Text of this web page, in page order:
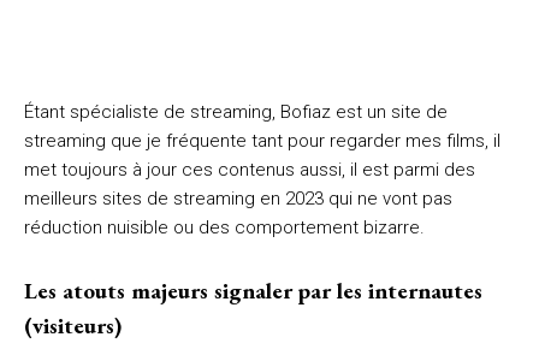
Étant spécialiste de streaming, Bofiaz est un site de
streaming que je fréquente tant pour regarder mes films, il
met toujours à jour ces contenus aussi, il est parmi des
meilleurs sites de streaming en 2023 qui ne vont pas
réduction nuisible ou des comportement bizarre.
Les atouts majeurs signaler par les internautes
(visiteurs)